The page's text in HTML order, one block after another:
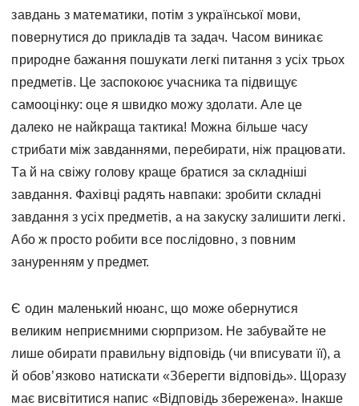
завдань з математики, потім з української мови,
повернутися до прикладів та задач. Часом виникає
природне бажання пошукати легкі питання з усіх трьох
предметів. Це заспокоює учасника та підвищує
самооцінку: оце я швидко можу здолати. Але це
далеко не найкраща тактика! Можна більше часу
стрибати між завданнями, перебирати, ніж працювати.
Та й на свіжу голову краще братися за складніші
завдання. Фахівці радять навпаки: зробити складні
завдання з усіх предметів, а на закуску залишити легкі.
Або ж просто робити все послідовно, з повним
зануренням у предмет.
Є один маленький нюанс, що може обернутися
великим неприємними сюрпризом. Не забувайте не
лише обирати правильну відповідь (чи вписувати її), а
й обов’язково натискати «Зберегти відповідь». Щоразу
має висвітитися напис «Відповідь збережена». Інакше